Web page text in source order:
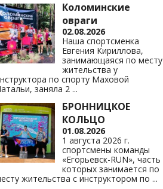
Коломинские
овраги
02.08.2026
Наша спортсменка
Евгения Кириллова,
занимающаяся по месту
жительства у
по спорту Маховой
заняла 2 ...
БРОННИЦКОЕ
КОЛЬЦО
01.08.2026
1 августа 2026 г.
спортсмены команды
«Егорьевск-RUN», часть
которых занимается по
жительства с инструктором по ...